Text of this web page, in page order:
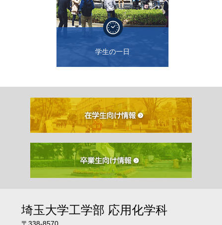
学生の一日
埼玉大学工学部 応用化学科